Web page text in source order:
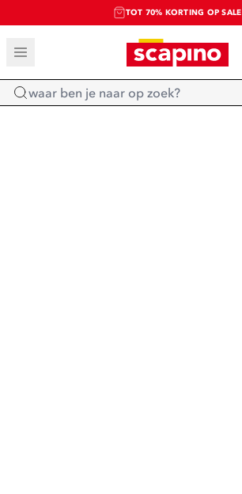
TOT 70% KORTING OP SALE
SALE: LAATSTE KANS!
SHOP NIEUW
Home